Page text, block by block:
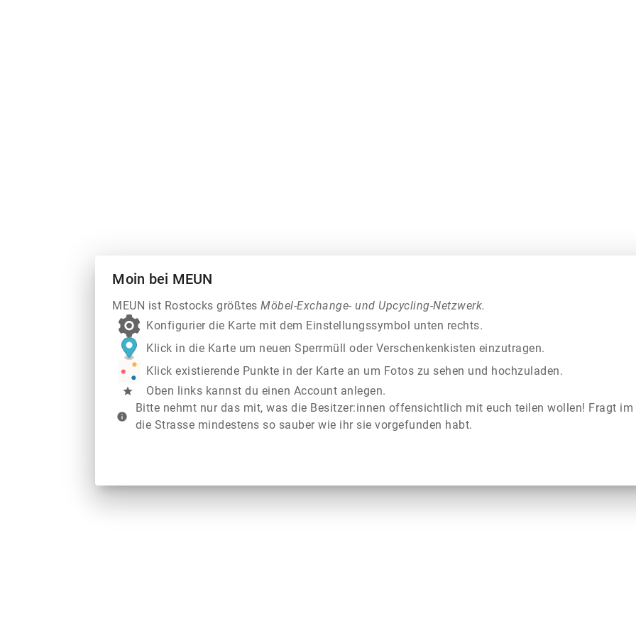
Moin bei MEUN
MEUN ist Rostocks größtesMöbel-Exchange- und Upcycling-Netzwerk.
Konfigurier die Karte mit dem Einstellungssymbol unten rechts.
Klick in die Karte um neuen Sperrmüll oder Verschenkenkisten einzutragen.
Klick existierende Punkte in der Karte an um Fotos zu sehen und hochzuladen.
star Oben links kannst du einen Account anlegen.
info
Bitte nehmt nur das mit, was die Besitzer:innen offensichtlich mit euch teilen wollen! Fragt
die Strasse mindestens so sauber wie ihr sie vorgefunden habt.